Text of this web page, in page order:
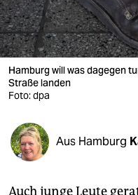
wahrheit
verlag
verlag
shop
fragen & hilfe
Hamburg will was dagegen
Straße landen
Foto: dpa
Aus Hamburg
Auch junge Leute